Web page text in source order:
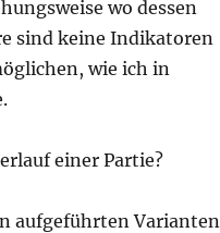
wo dessen
sind keine Indikatoren
wie ich in
einer Partie?
aufgeführten Varianten